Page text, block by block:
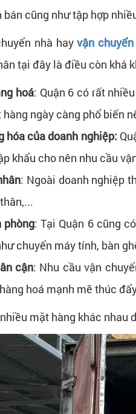
bán cũng như tập hợp
nhà hayvận
tại đây là điều còn khá
hoá: Quận 6 có rất
ngày càng phổ biến
hóa của doanh nghiệp:
khẩu cho nên nhu cầu
: Ngoài doanh nghiệp
phòng: Tại Quận 6 cũng
chuyển máy tính, bàn
cận: Nhu cầu vận
hoá mạnh mẽ thúc
mặt hàng khác nhau